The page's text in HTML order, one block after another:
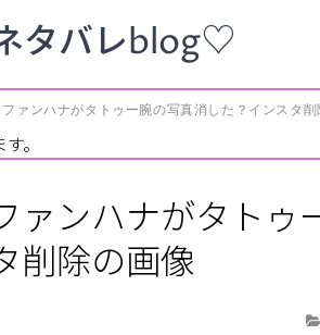
タバレblog♡
ファンハナがタトゥー腕の写真消した？インスタ削
。
ァンハナがタトゥ
削除の画像